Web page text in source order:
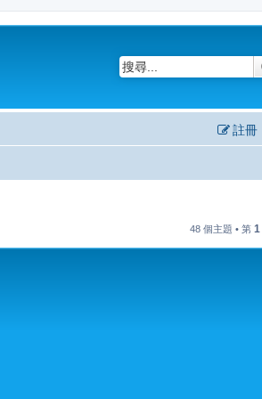
註冊
48 個主題 • 第 1